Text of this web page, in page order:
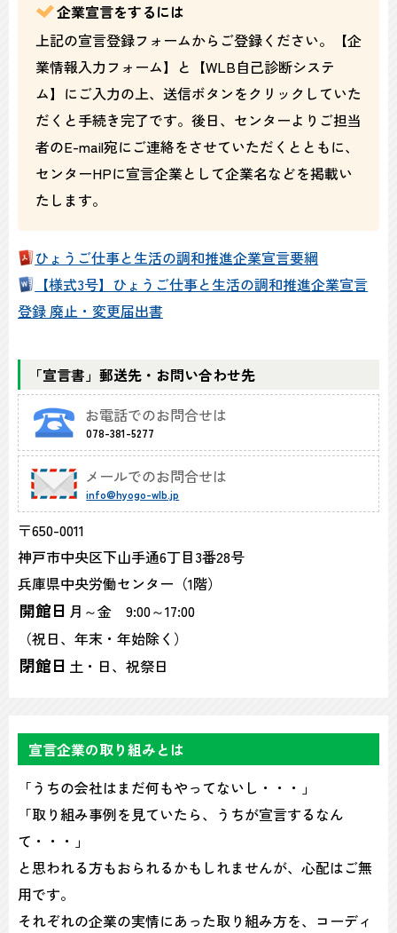
企業宣言をするには
上記の宣言登録フォームからご登録ください。【企
業情報入力フォーム】と【WLB自己診断システ
ム】にご入力の上、送信ボタンをクリックしていた
だくと手続き完了です。後日、センターよりご担当
者のE-mail宛にご連絡をさせていただくとともに、
センターHPに宣言企業として企業名などを掲載い
たします。
ひょうご仕事と生活の調和推進企業宣言要綱
【様式3号】ひょうご仕事と生活の調和推進企業宣言
登録 廃止・変更届出書
「宣言書」郵送先・お問い合わせ先
お電話でのお問合せは
078-381-5277
メールでのお問合せは
info@hyogo-wlb.jp
〒650-0011
神戸市中央区下山手通6丁目3番28号
兵庫県中央労働センター（1階）
開館日 月～金 9:00～17:00
（祝日、年末・年始除く）
閉館日 土・日、祝祭日
宣言企業の取り組みとは
「うちの会社はまだ何もやってないし・・・」
「取り組み事例を見ていたら、うちが宣言するなん
て・・・」
と思われる方もおられるかもしれませんが、心配はご無
用です。
それぞれの企業の実情にあった取り組み方を、コーディ